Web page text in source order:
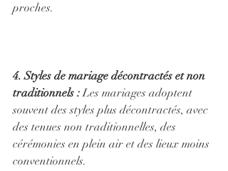
proches.
4. Styles de mariage décontractés et non
traditionnels : Les mariages adoptent
souvent des styles plus décontractés, avec
des tenues non traditionnelles, des
cérémonies en plein air et des lieux moins
conventionnels.